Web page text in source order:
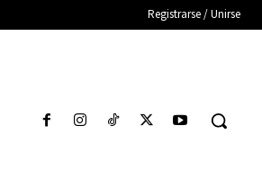
Registrarse / Unirse